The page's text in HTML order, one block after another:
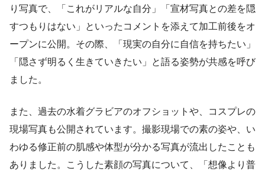
り写真で、「これがリアルな自分」「宣材写真との差を隠
すつもりはない」といったコメントを添えて加工前後をオ
ープンに公開。その際、「現実の自分に自信を持ちたい」
「隠さず明るく生きていきたい」と語る姿勢が共感を呼び
ました。
また、過去の水着グラビアのオフショットや、コスプレの
現場写真も公開されています。撮影現場での素の姿や、い
わゆる修正前の肌感や体型が分かる写真が流出したことも
ありました。こうした素顔の写真について、「想像より普